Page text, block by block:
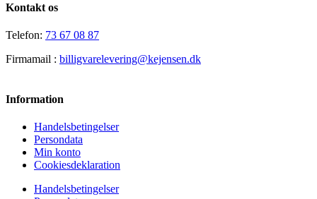
Kontakt os
Telefon: 73 67 08 87
Firmamail : billigvarelevering@kejensen.dk
Information
Handelsbetingelser
Persondata
Min konto
Cookiesdeklaration
Handelsbetingelser